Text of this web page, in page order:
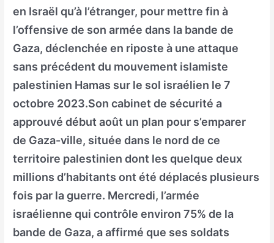
en Israël qu’à l’étranger, pour mettre fin à
l’offensive de son armée dans la bande de
Gaza, déclenchée en riposte à une attaque
sans précédent du mouvement islamiste
palestinien Hamas sur le sol israélien le 7
octobre 2023.Son cabinet de sécurité a
approuvé début août un plan pour s’emparer
de Gaza-ville, située dans le nord de ce
territoire palestinien dont les quelque deux
millions d’habitants ont été déplacés plusieurs
fois par la guerre. Mercredi, l’armée
israélienne qui contrôle environ 75% de la
bande de Gaza, a affirmé que ses soldats